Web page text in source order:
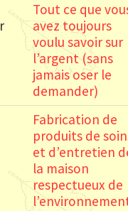
Tout ce que
avez toujours
voulu savoir sur
l’argent (sans
jamais oser le
demander)
Fabrication de
produits de
et d’entretien
la maison
respectueux de